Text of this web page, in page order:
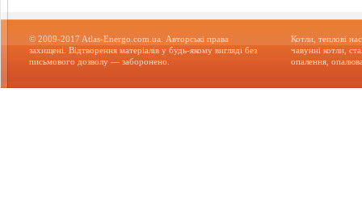
© 2009-2017 Atlas-Energo.com.ua. Авторські права
захищені. Відтворення матеріалів у будь-якому вигляді без
письмового дозволу — заборонено.
Котли, теплові
чавунні котли,
опалення,